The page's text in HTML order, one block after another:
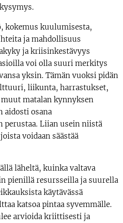
kokemus kuulumisesta,
ja mahdollisuus
ja kriisinkestävyys
voi olla suuri merkitys
yksin. Tämän vuoksi pidän
liikunta, harrastukset,
matalan kynnyksen
aidosti osana
Liian usein niistä
voidaan säästää
läheltä, kuinka valtava
pienillä resursseilla ja suurella
käytävässä
katsoa pintaa syvemmälle.
arvioida kriittisesti ja